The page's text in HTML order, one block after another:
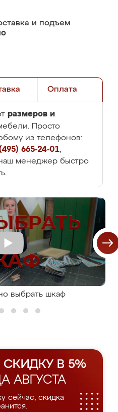
и подъем
Оплата
размеров и
Просто
из телефонов:
665-24-01,
менеджер быстро
выбрать шкаф
В 5%
АВГУСТА
сейчас, скидка